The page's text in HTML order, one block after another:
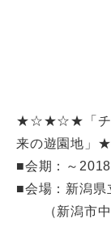
★☆★☆★「チー
来の遊園地
■会期：～
■会場：新潟県
（新潟市中